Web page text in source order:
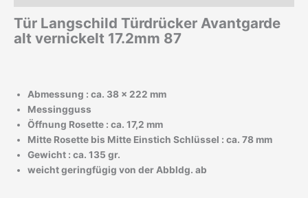
Tür Langschild Türdrücker Avantgarde
alt vernickelt 17.2mm 87
Abmessung : ca. 38 x 222 mm
Messingguss
Öffnung Rosette : ca. 17,2 mm
Mitte Rosette bis Mitte Einstich Schlüssel : ca. 78 mm
Gewicht : ca. 135 gr.
weicht geringfügig von der Abbldg. ab